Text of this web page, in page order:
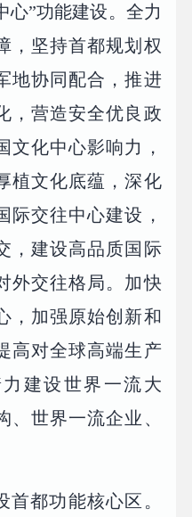
心”功能建设。全力
，坚持首都规划权
地协同配合，推进
，营造安全优良政
文化中心影响力，
植文化底蕴，深化
际交往中心建设，
，建设高品质国际
外交往格局。加快
，加强原始创新和
高对全球高端生产
建设世界一流大
世界一流企业、
首都功能核心区。